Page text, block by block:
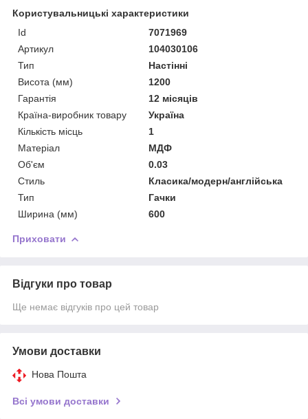
Користувальницькі характеристики
Id
7071969
Артикул
104030106
Тип
Настінні
Висота (мм)
1200
Гарантія
12 місяців
Країна-виробник товару
Україна
Кількість місць
1
Матеріал
МДФ
Об'єм
0.03
Стиль
Класика/модерн/англійська
Тип
Гачки
Ширина (мм)
600
Приховати
Відгуки про товар
Ще немає відгуків про цей товар
Умови доставки
Нова Пошта
Всі умови доставки